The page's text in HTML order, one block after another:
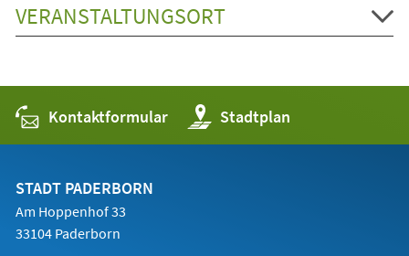
VERANSTALTUNGSORT
Kontaktformular Stadtplan
(Öffnet
in
einem
STADT PADERBORN
Am Hoppenhof 33
33104 Paderborn